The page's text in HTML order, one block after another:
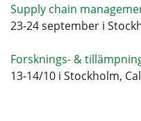
Supply chain
23-24 september i
Forsknings- &
13-14/10 i Stockholm,